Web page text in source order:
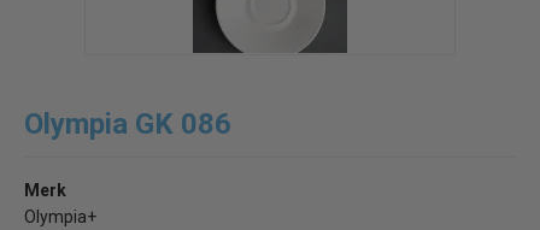
Olympia GK 086
Merk
Olympia+